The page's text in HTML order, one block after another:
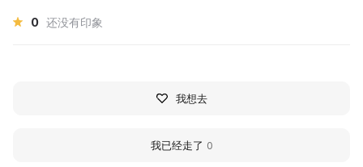
0 还没有印象
我想去
我已经走了 0